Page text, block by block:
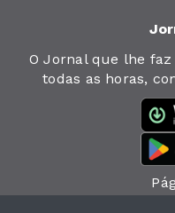
O Jornal que lhe
todas as horas,